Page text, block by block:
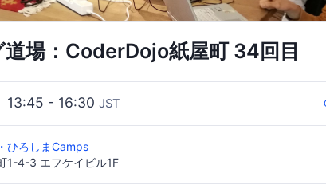
場：CoderDojo紙屋町 34回目
13:45 - 16:30 JST
ひろしまCamps
1-4-3 エフケイビル1F